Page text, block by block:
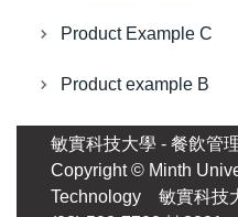
Product Example C
Product example B
敏實科技大學 - 餐飲管
Copyright © Minth
Technology 敏實科